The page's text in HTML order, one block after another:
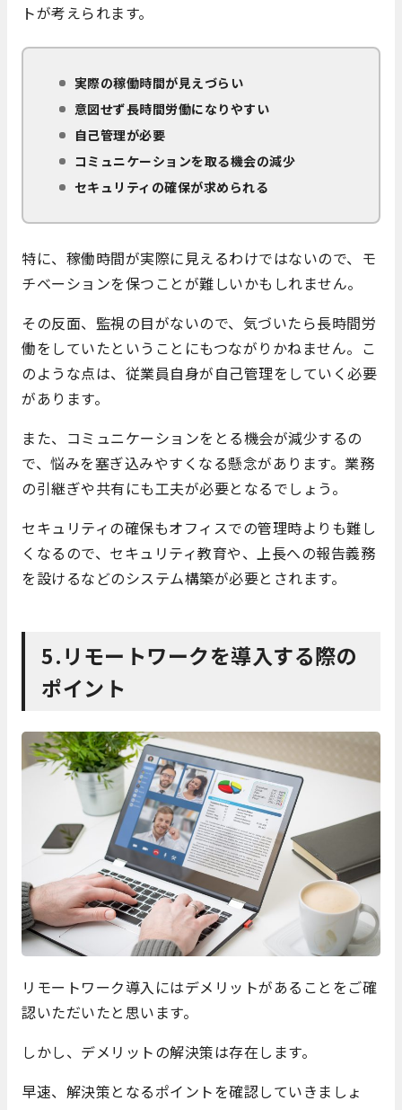
トが考えられます。
実際の稼働時間が見えづらい
意図せず長時間労働になりやすい
自己管理が必要
コミュニケーションを取る機会の減少
セキュリティの確保が求められる
特に、稼働時間が実際に見えるわけではないので、モ
チベーションを保つことが難しいかもしれません。
その反面、監視の目がないので、気づいたら長時間労
働をしていたということにもつながりかねません。こ
のような点は、従業員自身が自己管理をしていく必要
があります。
また、コミュニケーションをとる機会が減少するの
で、悩みを塞ぎ込みやすくなる懸念があります。業務
の引継ぎや共有にも工夫が必要となるでしょう。
セキュリティの確保もオフィスでの管理時よりも難し
くなるので、セキュリティ教育や、上長への報告義務
を設けるなどのシステム構築が必要とされます。
5.リモートワークを導入する際の
ポイント
リモートワーク導入にはデメリットがあることをご確
認いただいたと思います。
しかし、デメリットの解決策は存在します。
早速、解決策となるポイントを確認していきましょ